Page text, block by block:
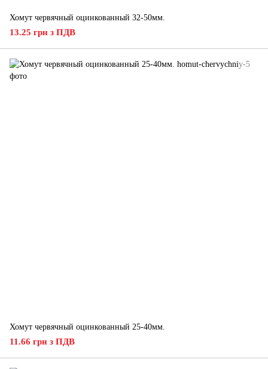
Хомут червячный оцинкованный 32-50мм.
13.25 грн з ПДВ
Хомут червячный оцинкованный 25-40мм.
11.66 грн з ПДВ